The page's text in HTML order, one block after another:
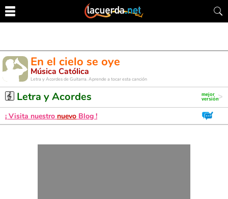
En el cielo se oye
Música Católica
Letra y Acordes de Guitarra. Aprende a tocar esta canción
Letra y Acordes
¡ Visita nuestro nuevo Blog !